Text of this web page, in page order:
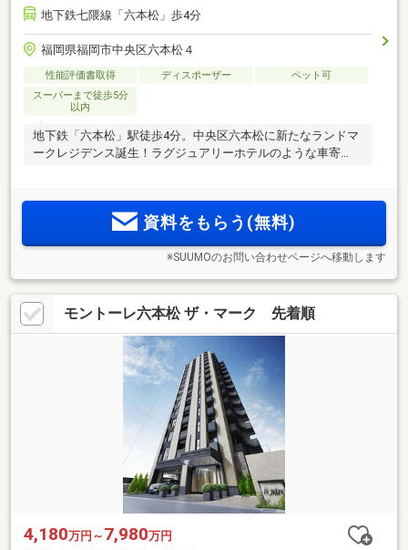
地下鉄七隈線「六本松」歩4分
福岡県福岡市中央区六本松４
性能評価書取得 ディスポーザー
ペット可
スーパーまで徒歩5分
以内
地下鉄「六本松」駅徒歩4分。中央区六本松に新たなランドマ
ークレジデンス誕生！ラグジュアリーホテルのような車寄
資料をもらう(無料)
※SUUMOのお問い合わせページへ移動します
モントーレ六本松 ザ・マーク 先着順
4,180万円～ 7,980万円